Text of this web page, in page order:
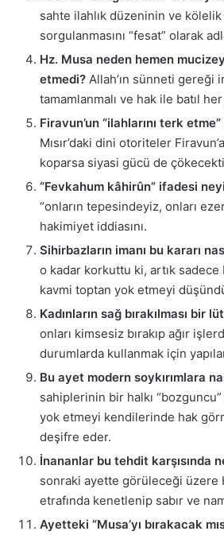
sahte ilahlık düzeninin ve
sorgulanmasını “fesat” olarak
Hz. Musa neden hemen
etmedi? Allah’ın sünneti gereği
tamamlanmalı ve hak ile batıl
Firavun’un “ilahlarını terk
Mısır’daki dini otoriteler
koparsa siyasi gücü de
“Fevkahum kâhirûn” ifadesi
“onların tepesindeyiz, onları
hakimiyet iddiasını.
Sihirbazların imanı bu kararı
o kadar korkuttu ki, artık sadece
kavmi toptan yok etmeyi
Kadınların sağ bırakılması bir
onları kimsesiz bırakıp ağır
durumlarda kullanmak için
Bu ayet modern soykırımlara
sahiplerinin bir halkı
yok etmeyi kendilerinde hak
deşifre eder.
İnananlar bu tehdit karşısında
sonraki ayette görüleceği üzere
etrafında kenetlenip sabır ve
Ayetteki “Musa’yı bırakacak